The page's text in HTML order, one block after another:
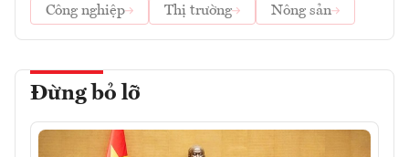
Công nghiệp
Thị trường Nông sản
Đừng bỏ lỡ